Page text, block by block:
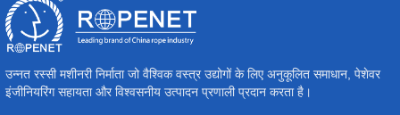
उन्नत रस्सी मशीनरी निर्माता जो वैश्विक वस्त्र उद्योगों के लिए अनुकूलित समाधान, पेशेवर
इंजीनियरिंग सहायता और विश्वसनीय उत्पादन प्रणाली प्रदान करता है।